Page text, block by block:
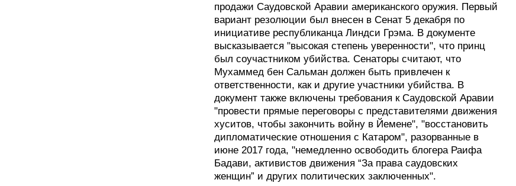
продажи Саудовской Аравии американского оружия. Первый
вариант резолюции был внесен в Сенат 5 декабря по
инициативе республиканца Линдси Грэма. В документе
высказывается "высокая степень уверенности", что принц
был соучастником убийства. Сенаторы считают, что
Мухаммед бен Сальман должен быть привлечен к
ответственности, как и другие участники убийства. В
документ также включены требования к Саудовской Аравии
"провести прямые переговоры с представителями движения
хуситов, чтобы закончить войну в Йемене", "восстановить
дипломатические отношения с Катаром", разорванные в
июне 2017 года, "немедленно освободить блогера Раифа
Бадави, активистов движения “За права саудовских
женщин” и других политических заключенных".